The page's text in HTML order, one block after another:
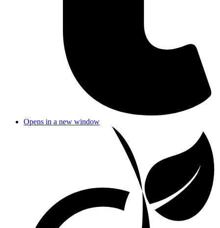
Opens in a new window